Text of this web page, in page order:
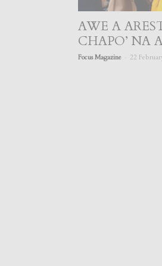
AWE A
CHAPO’ NA
Focus Magazine 22